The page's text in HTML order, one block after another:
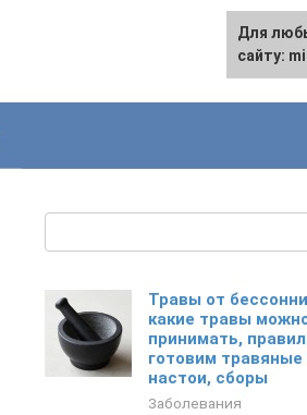
Травы от
какие травы
принимать,
готовим травяные
настои, сборы
Заболевания
Для
сайту: